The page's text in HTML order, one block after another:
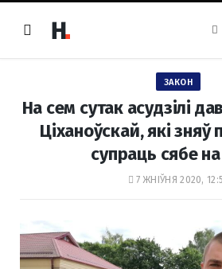
e
k
ЗАКОН
На сем сутак асудзілі
Ціханоўскай, які
супраць сябе на
7 ЖНІЎНЯ 2020,